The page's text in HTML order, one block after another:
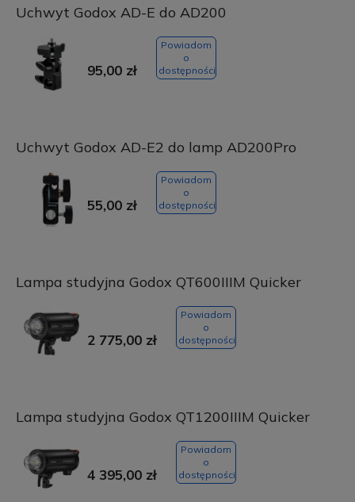
Uchwyt Godox AD-E do AD200
95,00 zł
Powiadom
o
dostępności
Uchwyt Godox AD-E2 do lamp AD200Pro
55,00 zł
Powiadom
o
dostępności
Lampa studyjna Godox QT600IIIM Quicker
2 775,00 zł
Powiadom
o
dostępności
Lampa studyjna Godox QT1200IIIM Quicker
4 395,00 zł
Powiadom
o
dostępności